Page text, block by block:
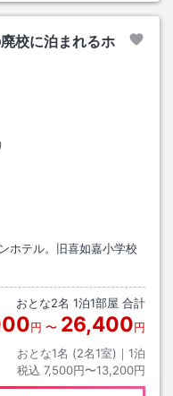
校に泊まれるホ
ホテル。旧喜如嘉小学校
おとな2名 1泊1部屋 合計
円 〜 26,400円
おとな1名 (2名1室)｜ 1泊
税込 7,500円〜13,200円